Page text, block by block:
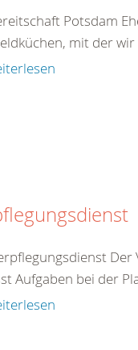
Potsdam
mit der
Aufgaben bei der